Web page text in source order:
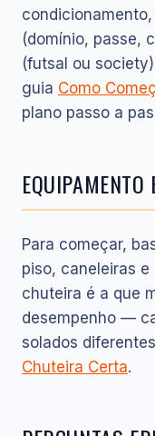
(domínio, passe,
(futsal ou
guia Como
plano passo a
EQUIPAMENTO
Para começar,
piso, caneleiras
chuteira é a que
desempenho —
solados
Chuteira Certa.